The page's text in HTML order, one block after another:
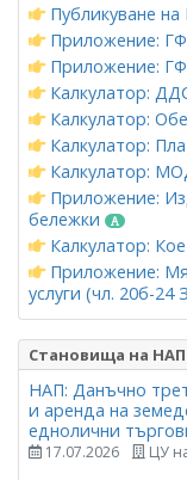
Публикуване
Приложение:
Приложение:
Калкулатор:
Калкулатор:
Калкулатор:
Калкулатор:
Приложение:
бележки
Калкулатор:
Приложение:
услуги (чл. 20б-24
Становища на НАП
НАП: Данъчно
и аренда на
еднолични
17.07.2026 ЦУ